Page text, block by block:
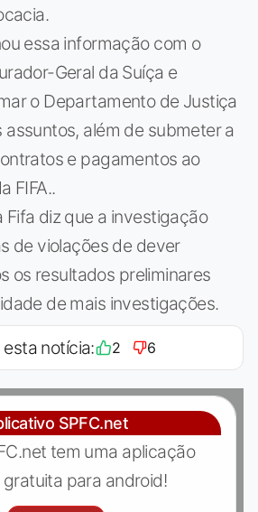
essa informação com o
Geral da Suíça e
o Departamento de Justiça
assuntos, além de submeter a
e pagamentos ao
FIFA..
diz que a investigação
de violações de dever
os resultados preliminares
de mais investigações.
esta notícia: 2 6
SPFC.net
tem uma aplicação
gratuita para android!